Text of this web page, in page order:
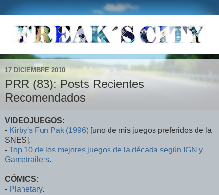
17 DICIEMBRE 2010
PRR (83): Posts Recientes
Recomendados
VIDEOJUEGOS:
- Kirby's Fun Pak (1996) [uno de mis juegos preferidos de la
SNES].
- Top 10 de los mejores juegos de la década según IGN y
Gametrailers.
CÓMICS:
- Planetary.